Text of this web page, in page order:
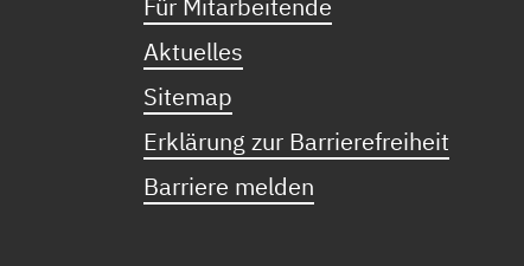
Für Mitarbeitende
Aktuelles
Sitemap
Erklärung zur Barrierefreiheit
Barriere melden